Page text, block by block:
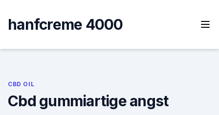
content
hanfcreme 4000
CBD OIL
Cbd gummiartige angst